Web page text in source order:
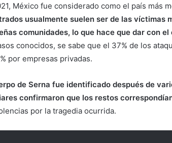
México fue considerado como el país más
usualmente suelen ser de las víctimas
comunidades, lo que hace que dar con
conocidos, se sabe que el 37% de los
por empresas privadas.
de Serna fue identificado después de
confirmaron que los restos
por la tragedia ocurrida.